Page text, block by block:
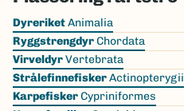
Skip
the
list
DyreriketAnimalia
RyggstrengdyrChordata
VirveldyrVertebrata
StrålefinnefiskerActinopterygii
KarpefiskerCypriniformes